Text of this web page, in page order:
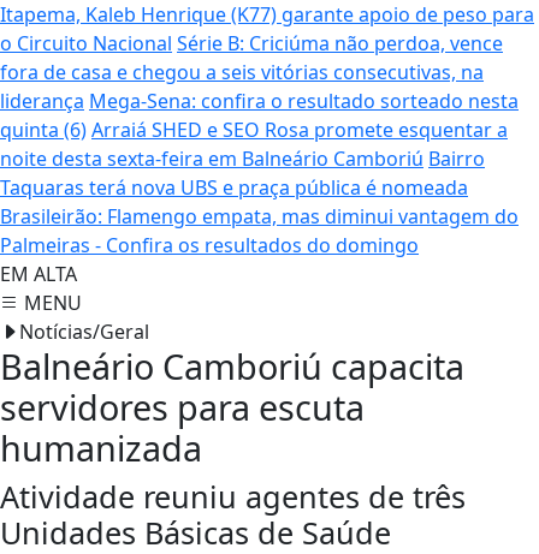
Itapema, Kaleb Henrique (K77) garante apoio de peso para
o Circuito Nacional Série B: Criciúma não perdoa, vence
fora de casa e chegou a seis vitórias consecutivas, na
liderança Mega-Sena: confira o resultado sorteado nesta
quinta (6)Arraiá SHED e SEO Rosa promete esquentar a
noite desta sexta-feira em Balneário Camboriú Bairro
Taquaras terá nova UBS e praça pública é nomeada
Brasileirão: Flamengo empata, mas diminui vantagem do
Palmeiras - Confira os resultados do domingo
EM ALTA
MENU
Notícias/Geral
Balneário Camboriú capacita
servidores para escuta
humanizada
Atividade reuniu agentes de três
Unidades Básicas de Saúde